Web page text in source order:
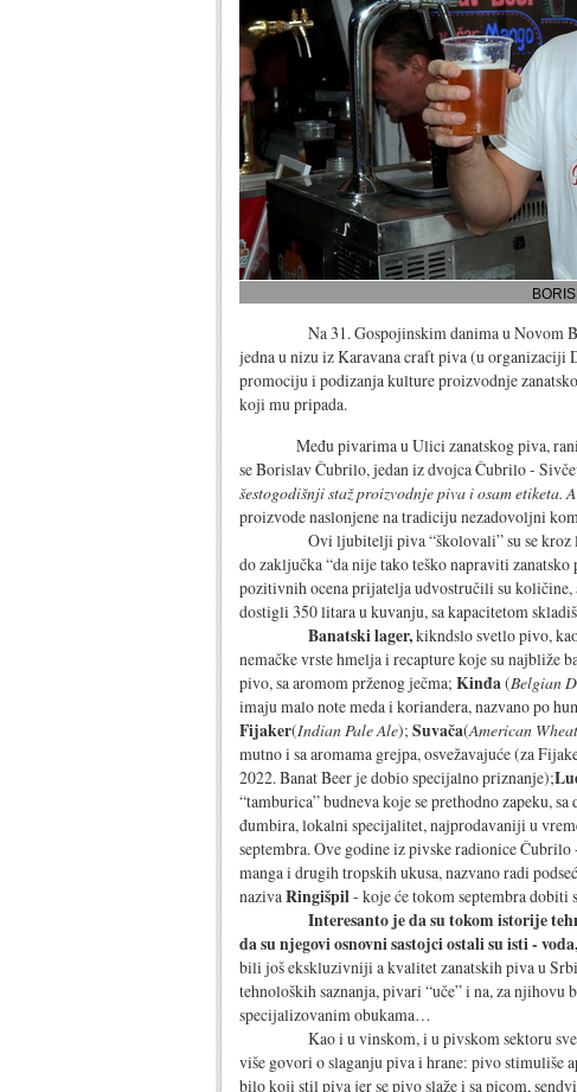
Na 31. Gospojinskim danima u Novom
jedna u nizu iz Karavana craft piva (u
promociju i podizanja kulture proizvodnje
koji mu pripada.
Među pivarima u Ulici zanatskog piva, ranije
se Borislav Čubrilo, jedan iz dvojca Čubrilo -
šestogodišnji staž proizvodnje piva i osam etiketa.
proizvode naslonjene na tradiciju nezadovoljni
Ovi ljubitelji piva “školovali” su se kroz
do zaključka “da nije tako teško napraviti
pozitivnih ocena prijatelja udvostručili su količine,
dostigli 350 litara u kuvanju, sa kapacitetom
Banatski lager,kikndslo svetlo pivo,
nemačke vrste hmelja i recapture koje su najbliže
pivo, sa aromom prženog ječma; Kinđa(Belgian
imaju malo note meda i koriandera, nazvano po
Fijaker(Indian Pale Ale); Suvača(American
mutno i sa aromama grejpa, osvežavajuće (za
2022. Banat Beer je dobio specijalno priznanje);
“tamburica” budneva koje se prethodno zapeku,
đumbira, lokalni specijalitet, najprodavaniji u
septembra. Ove godine iz pivske radionice
manga i drugih tropskih ukusa, nazvano radi
nazivaRingišpil- koje će tokom septembra
Interesanto je da su tokom istorije
da su njegovi osnovni sastojci ostali su isti -
bili još ekskluzivniji a kvalitet zanatskih piva u
tehnoloških saznanja, pivari “uče” i na, za
specijalizovanim obukama…
Kao i u vinskom, i u pivskom sektoru sve
više govori o slaganju piva i hrane: pivo stimuliše
bilo koji stil piva jer se pivo slaže i sa picom,